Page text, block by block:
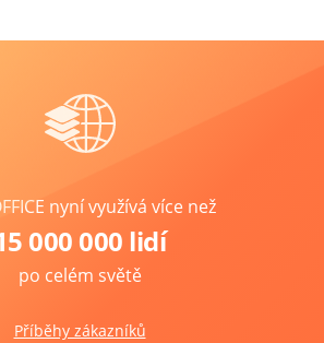
nyní využívá více než
000 000 lidí
po celém světě
Příběhy zákazníků